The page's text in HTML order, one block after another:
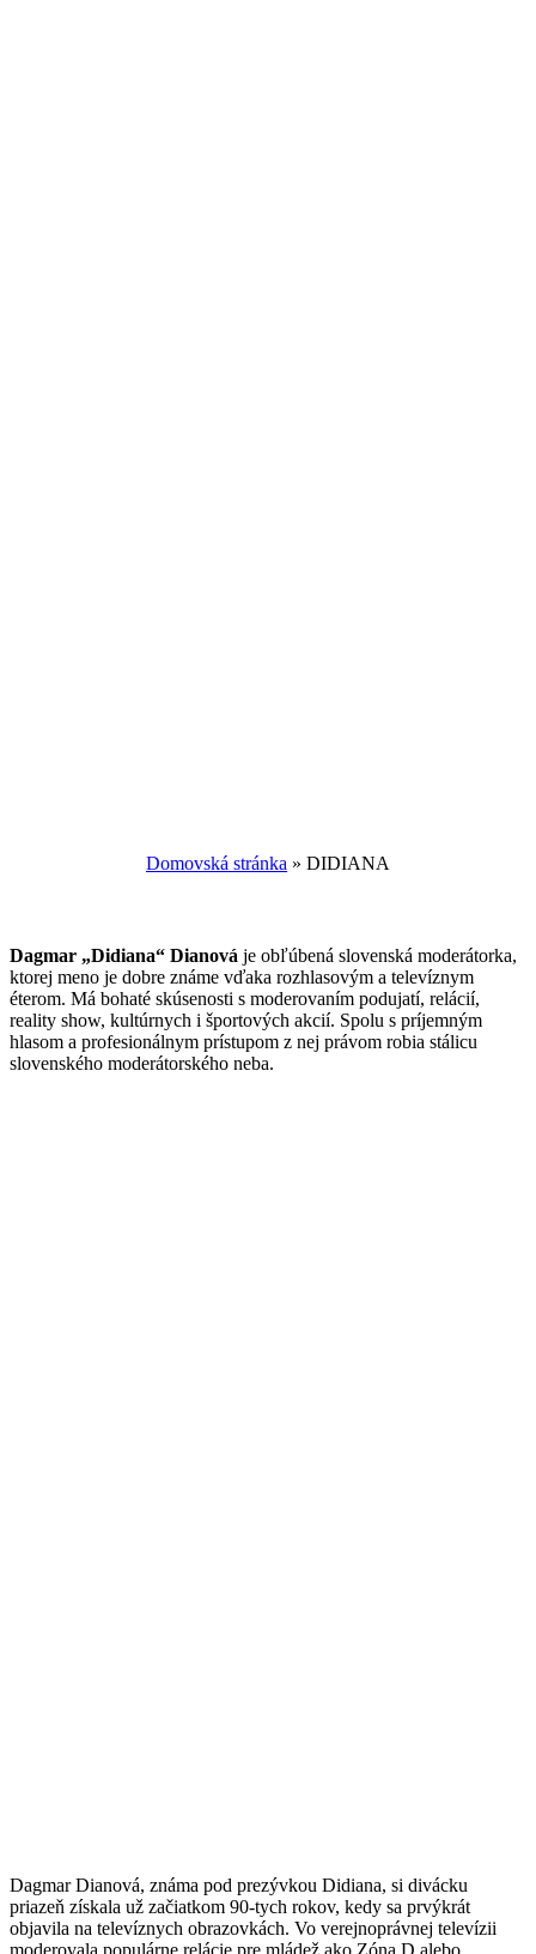
Domovská stránka » DIDIANA
Dagmar „Didiana“ Dianová je obľúbená slovenská moderátorka,
ktorej meno je dobre známe vďaka rozhlasovým a televíznym
éterom. Má bohaté skúsenosti s moderovaním podujatí, relácií,
reality show, kultúrnych i športových akcií. Spolu s príjemným
hlasom a profesionálnym prístupom z nej právom robia stálicu
slovenského moderátorského neba.
Dagmar Dianová, známa pod prezývkou Didiana, si divácku
priazeň získala už začiatkom 90-tych rokov, kedy sa prvýkrát
objavila na televíznych obrazovkách. Vo verejnoprávnej televízii
moderovala populárne relácie pre mládež ako Zóna D alebo